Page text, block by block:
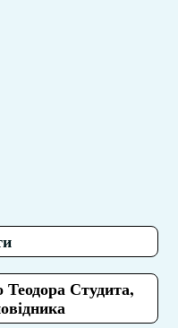
Теодора Студита,